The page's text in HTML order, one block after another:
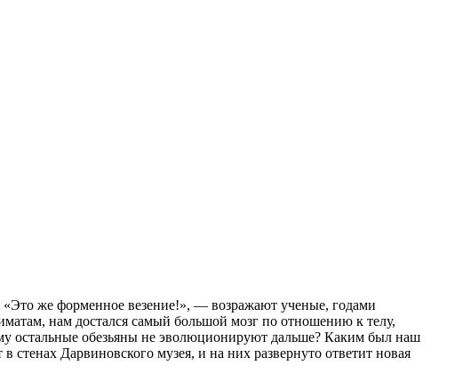
«Это же форменное везение!», — возражают ученые, годами
нам достался самый большой мозг по отношению к телу,
остальные обезьяны не эволюционируют дальше? Каким был наш
Дарвиновского музея, и на них развернуто ответит новая